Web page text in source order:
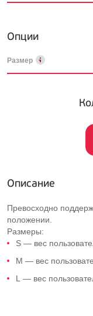
Опции
Размер
Описание
Превосходно
положении.
Размеры:
S — вес
M — вес
L — вес